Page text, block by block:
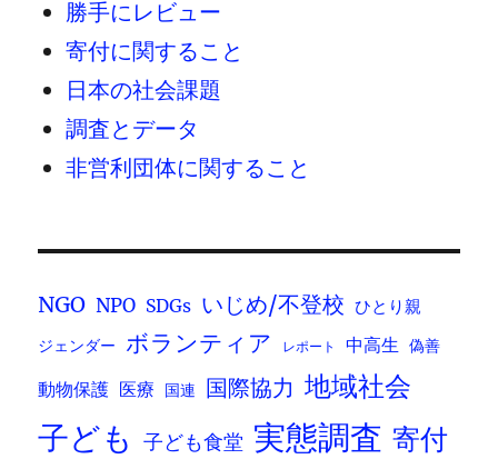
勝手にレビュー
寄付に関すること
日本の社会課題
調査とデータ
非営利団体に関すること
NGO NPO SDGs いじめ/不登校 ひとり親
ジェンダー ボランティア レポート 中高生 偽善
動物保護 医療 国連 国際協力 地域社会
子ども 子ども食堂 実態調査 寄付